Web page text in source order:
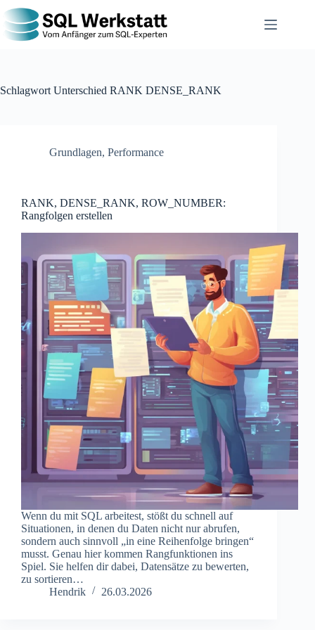
Schlagwort Unterschied RANK DENSE_RANK
Grundlagen, Performance
RANK, DENSE_RANK, ROW_NUMBER:
Rangfolgen erstellen
Wenn du mit SQL arbeitest, stößt du schnell auf
Situationen, in denen du Daten nicht nur abrufen,
sondern auch sinnvoll „in eine Reihenfolge bringen“
musst. Genau hier kommen Rangfunktionen ins
Spiel. Sie helfen dir dabei, Datensätze zu bewerten,
zu sortieren…
Hendrik
26.03.2026